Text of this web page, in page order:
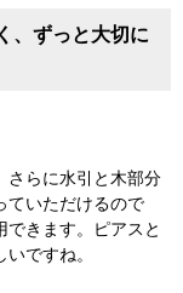
、ずっと大切に
さらに水引と木部分
ていただけるので
できます。ピアスと
ですね。